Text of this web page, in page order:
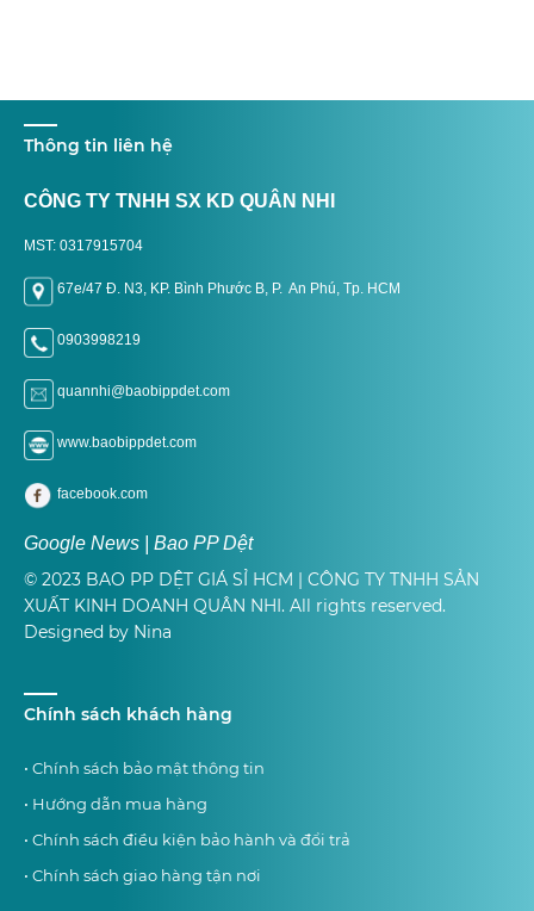
Thông tin liên hệ
CÔNG TY TNHH SX KD QUÂN NHI
MST: 0317915704
67e/47 Đ. N3, KP. Bình Phước B, P. An Phú, Tp. HCM
0903998219
quannhi@baobippdet.com
www.baobippdet.com
facebook.com
Google News | Bao PP Dệt
© 2023 BAO PP DỆT GIÁ SỈ HCM | CÔNG TY TNHH SẢN
XUẤT KINH DOANH QUÂN NHI. All rights reserved.
Designed by Nina
Chính sách khách hàng
• Chính sách bảo mật thông tin
• Hướng dẫn mua hàng
• Chính sách điều kiện bảo hành và đổi trả
• Chính sách giao hàng tận nơi